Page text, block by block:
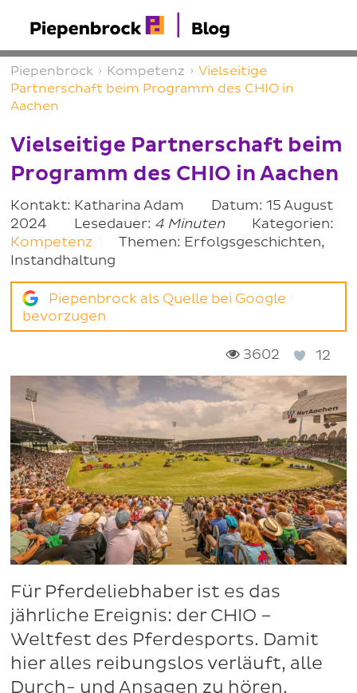
Piepenbrock › Kompetenz › Vielseitige
Partnerschaft beim Programm des CHIO in
Aachen
Vielseitige Partnerschaft beim
Programm des CHIO in Aachen
Kontakt: Katharina Adam
Datum: 15 August
2024
Lesedauer: 4 Minuten
Kategorien:
Kompetenz
Themen: Erfolgsgeschichten,
Instandhaltung
Piepenbrock als Quelle bei Google
bevorzugen
3602 12
Für Pferdeliebhaber ist es das
jährliche Ereignis: der CHIO –
Weltfest des Pferdesports. Damit
hier alles reibungslos verläuft, alle
Durch- und Ansagen zu hören,